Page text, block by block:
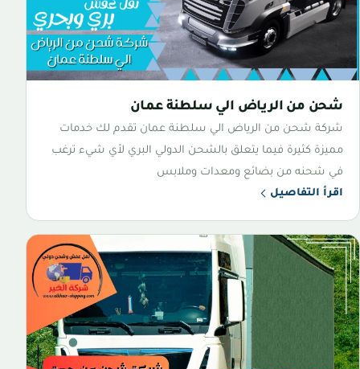
شحن من الرياض الي سلطنة عمان
شركة شحن من الرياض الي سلطنة عمان تقدم لك خدمات
مميزة كثيرة فيما يتعلق بالشحن الدولي البري لأي شيء ترغب
في شحنه من بضائع ومعدات وملابس
اقرأ التفاصيل